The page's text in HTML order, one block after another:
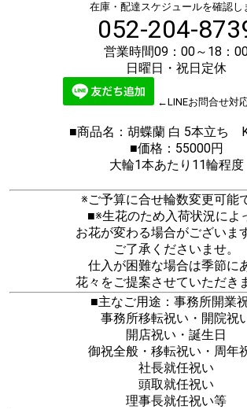
在庫・配達スケジュールを確認し
052-204-
営業時間09：00～18：
日曜日・祝日定休
←LINEお問合せ対
■商品名：胡蝶蘭 白 5本立ち
■価格：55000円
大輪1本あたり11輪程度
※ご予算に合せ輪数変更可能
■※生花のため入荷状況によ
お花が変わる場合がございま
ご了承くださいませ。
仕入が困難な場合は季節に
花々をご提案させていただき
■主なご用途：事務所開業
事務所移転祝い・開院祝
開店祝い・誕生日
御祝全般・移転祝い・周年
社長就任祝い
頭取就任祝い
理事長就任祝い等